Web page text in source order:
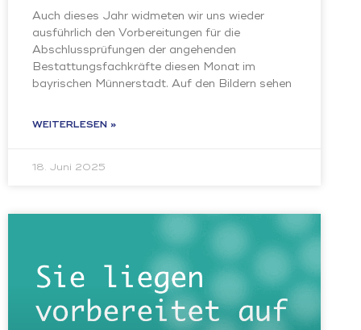
Auch dieses Jahr widmeten wir uns wieder
ausführlich den Vorbereitungen für die
Abschlussprüfungen der angehenden
Bestattungsfachkräfte diesen Monat im
bayrischen Münnerstadt. Auf den Bildern sehen
WEITERLESEN »
18. Juni 2025